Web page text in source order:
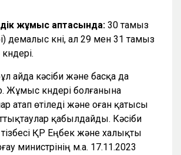
жұмыс аптасында: 30 тамыз
демалыс күні, ал 29 мен 31 тамыз
айда кәсіби және басқа да
Жұмыс күндері болғанына
атап өтіледі және оған қатысы
қабылдайды. Кәсіби
ҚР Еңбек және халықты
министрінің м.а. 17.11.2023